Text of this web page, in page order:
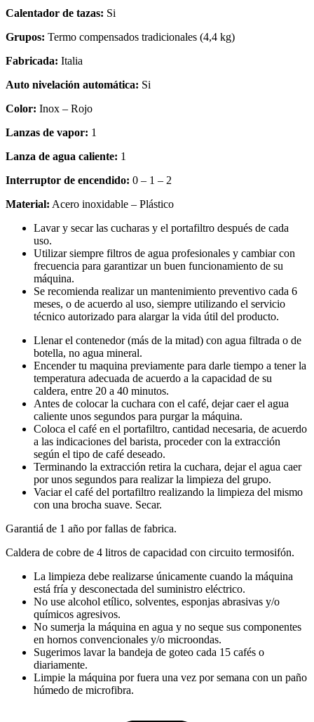
Calentador de tazas: Si
Grupos: Termo compensados tradicionales (4,4 kg)
Fabricada: Italia
Auto nivelación automática: Si
Color: Inox – Rojo
Lanzas de vapor: 1
Lanza de agua caliente: 1
Interruptor de encendido: 0 – 1 – 2
Material: Acero inoxidable – Plástico
Lavar y secar las cucharas y el portafiltro después de cada
uso.
Utilizar siempre filtros de agua profesionales y cambiar con
frecuencia para garantizar un buen funcionamiento de su
máquina.
Se recomienda realizar un mantenimiento preventivo cada 6
meses, o de acuerdo al uso, siempre utilizando el servicio
técnico autorizado para alargar la vida útil del producto.
Llenar el contenedor (más de la mitad) con agua filtrada o de
botella, no agua mineral.
Encender tu maquina previamente para darle tiempo a tener la
temperatura adecuada de acuerdo a la capacidad de su
caldera, entre 20 a 40 minutos.
Antes de colocar la cuchara con el café, dejar caer el agua
caliente unos segundos para purgar la máquina.
Coloca el café en el portafiltro, cantidad necesaria, de acuerdo
a las indicaciones del barista, proceder con la extracción
según el tipo de café deseado.
Terminando la extracción retira la cuchara, dejar el agua caer
por unos segundos para realizar la limpieza del grupo.
Vaciar el café del portafiltro realizando la limpieza del mismo
con una brocha suave. Secar.
Garantiá de 1 año por fallas de fabrica.
Caldera de cobre de 4 litros de capacidad con circuito termosifón.
La limpieza debe realizarse únicamente cuando la máquina
está fría y desconectada del suministro eléctrico.
No use alcohol etílico, solventes, esponjas abrasivas y/o
químicos agresivos.
No sumerja la máquina en agua y no seque sus componentes
en hornos convencionales y/o microondas.
Sugerimos lavar la bandeja de goteo cada 15 cafés o
diariamente.
Limpie la máquina por fuera una vez por semana con un paño
húmedo de microfibra.